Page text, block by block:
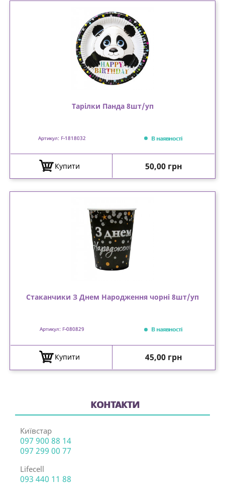
Тарілки Панда 8шт/уп
Артикул: F-1818032 В наявності
Купити Ціна
50,00 грн
Стаканчики З Днем Народження чорні 8шт/уп
Артикул: F-080829 В наявності
Купити Ціна
45,00 грн
КОНТАКТИ
Київстар
097 900 88 14
097 299 00 77
Lifecell
093 440 11 88